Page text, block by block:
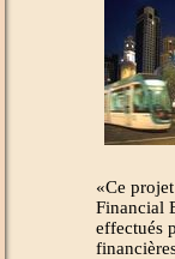
«Ce
Financial
effectués